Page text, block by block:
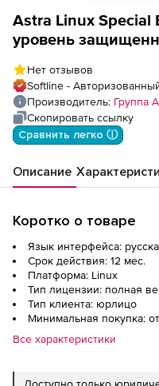
Astra Linux Special
уровень
рабочей станции +
на 1 управляемое
дополнительный,
обновлениями Тип
Нет отзывов
Softline -
Производитель: Группа
Скопировать ссылку
Сравнить легко ⓘ
Описание
Коротко о товаре
Язык интерфейса:
Срок действия: 12 мес.
Платформа: Linux
Тип лицензии: полная
Тип клиента: юрлицо
Минимальная покупка:
Все характеристики